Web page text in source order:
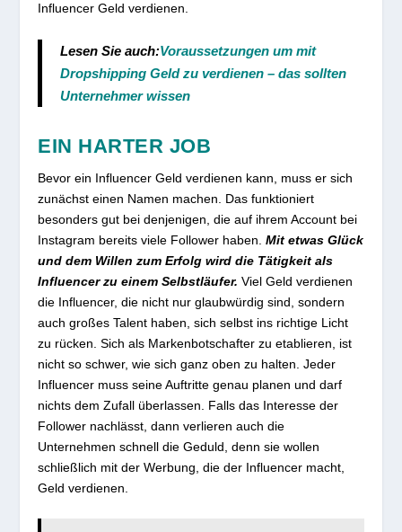
Influencer Geld verdienen.
Lesen Sie auch:Voraussetzungen um mit
Dropshipping Geld zu verdienen – das sollten
Unternehmer wissen
EIN HARTER JOB
Bevor ein Influencer Geld verdienen kann, muss er sich
zunächst einen Namen machen. Das funktioniert
besonders gut bei denjenigen, die auf ihrem Account bei
Instagram bereits viele Follower haben.Mit etwas Glück
und dem Willen zum Erfolg wird die Tätigkeit als
Influencer zu einem Selbstläufer. Viel Geld verdienen
die Influencer, die nicht nur glaubwürdig sind, sondern
auch großes Talent haben, sich selbst ins richtige Licht
zu rücken. Sich als Markenbotschafter zu etablieren, ist
nicht so schwer, wie sich ganz oben zu halten. Jeder
Influencer muss seine Auftritte genau planen und darf
nichts dem Zufall überlassen. Falls das Interesse der
Follower nachlässt, dann verlieren auch die
Unternehmen schnell die Geduld, denn sie wollen
schließlich mit der Werbung, die der Influencer macht,
Geld verdienen.